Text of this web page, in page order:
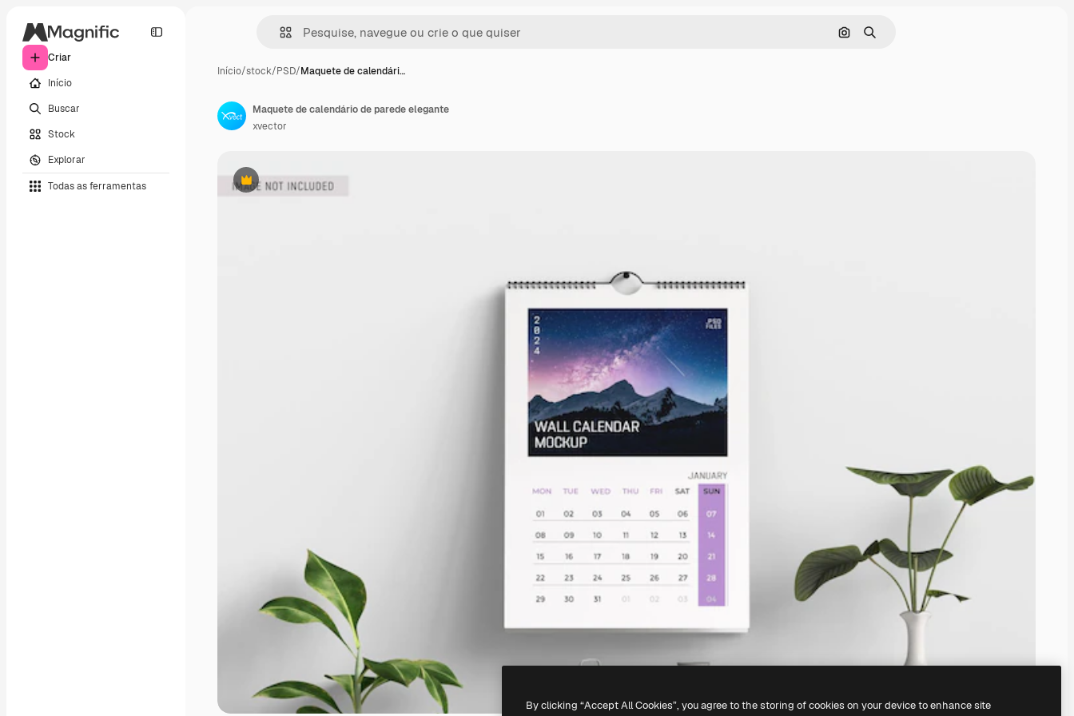
Criar
Início
Buscar
Stock
Explorar
Todas as ferramentas
Pesquisar por imagem
Buscar
Início/stock/PSD/Maquete de calendári…
Premium
Maquete de calendário de parede elegante
xvector
By clicking “Accept All Cookies”, you agree to the storing of cookies on your device to enhance site